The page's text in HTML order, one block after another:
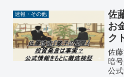
ュ
し
速報・その他
佐
お
ク
佐
暗
公